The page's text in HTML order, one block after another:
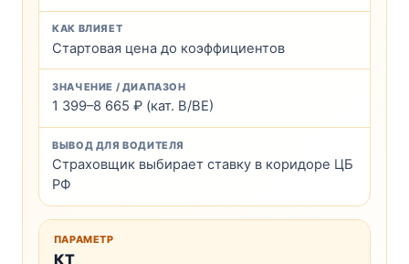
Стартовая цена до коэффициентов
1 399–8 665 ₽ (кат. В/ВЕ)
Страховщик выбирает ставку в коридоре ЦБ
РФ
КТ